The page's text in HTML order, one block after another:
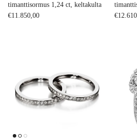
timanttisormus 1,24 ct, keltakulta
Normaalihinta
€11.850,00